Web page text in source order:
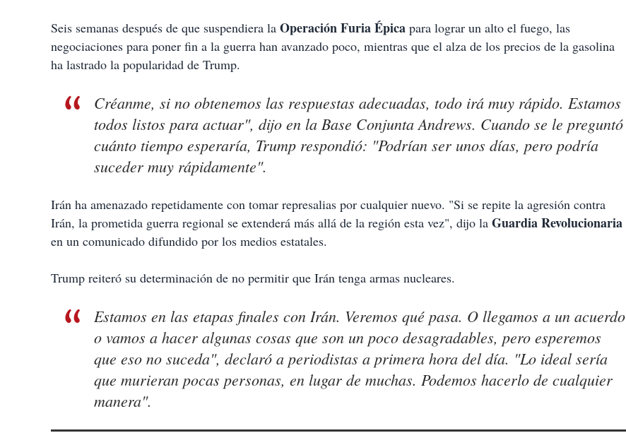
Seis semanas después de que suspendiera la Operación Furia Épica para lograr un alto el fuego, las
negociaciones para poner fin a la guerra han avanzado poco, mientras que el alza de los precios de la gasolina
ha lastrado la popularidad de Trump.
Créanme, si no obtenemos las respuestas adecuadas, todo irá muy rápido. Estamos
todos listos para actuar", dijo en la Base Conjunta Andrews. Cuando se le preguntó
cuánto tiempo esperaría, Trump respondió: "Podrían ser unos días, pero podría
suceder muy rápidamente".
Irán ha amenazado repetidamente con tomar represalias por cualquier nuevo. "Si se repite la agresión contra
Irán, la prometida guerra regional se extenderá más allá de la región esta vez", dijo la Guardia Revolucionaria
en un comunicado difundido por los medios estatales.
Trump reiteró su determinación de no permitir que Irán tenga armas nucleares.
Estamos en las etapas finales con Irán. Veremos qué pasa. O llegamos a un acuerdo
o vamos a hacer algunas cosas que son un poco desagradables, pero esperemos
que eso no suceda", declaró a periodistas a primera hora del día. "Lo ideal sería
que murieran pocas personas, en lugar de muchas. Podemos hacerlo de cualquier
manera".